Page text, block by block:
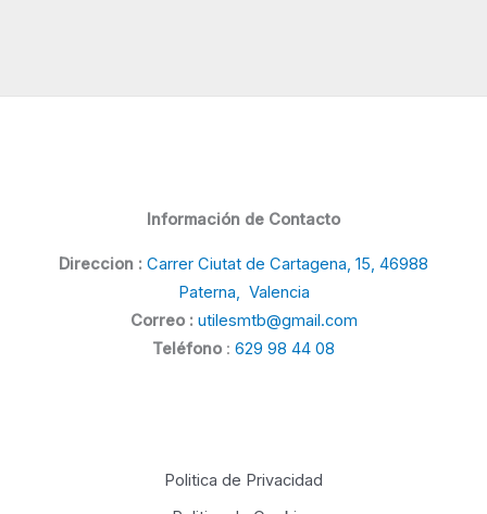
Información de Contacto
Direccion : Carrer Ciutat de Cartagena, 15, 46988
Paterna, Valencia
Correo : utilesmtb@gmail.com
Teléfono : 629 98 44 08
Politica de Privacidad